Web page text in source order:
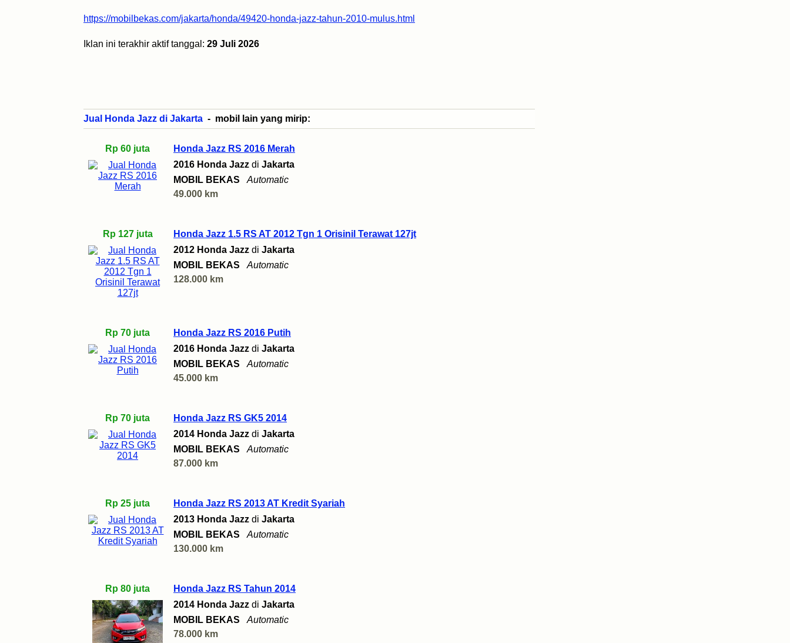
https://mobilbekas.com/jakarta/honda/49420-honda-jazz-tahun-2010-mulus.html
Iklan ini terakhir aktif tanggal: 29 Juli 2026
Jual Honda Jazz di Jakarta - mobil lain yang mirip:
Rp 60 juta
Honda Jazz RS 2016 Merah
2016 Honda Jazz di Jakarta
MOBIL BEKAS
Automatic
49.000 km
Rp 127 juta
Honda Jazz 1.5 RS AT 2012 Tgn 1 Orisinil Terawat 127jt
2012 Honda Jazz di Jakarta
MOBIL BEKAS
Automatic
128.000 km
Rp 70 juta
Honda Jazz RS 2016 Putih
2016 Honda Jazz di Jakarta
MOBIL BEKAS
Automatic
45.000 km
Rp 70 juta
Honda Jazz RS GK5 2014
2014 Honda Jazz di Jakarta
MOBIL BEKAS
Automatic
87.000 km
Rp 25 juta
Honda Jazz RS 2013 AT Kredit Syariah
2013 Honda Jazz di Jakarta
MOBIL BEKAS
Automatic
130.000 km
Rp 80 juta
Honda Jazz RS Tahun 2014
2014 Honda Jazz di Jakarta
MOBIL BEKAS
Automatic
78.000 km